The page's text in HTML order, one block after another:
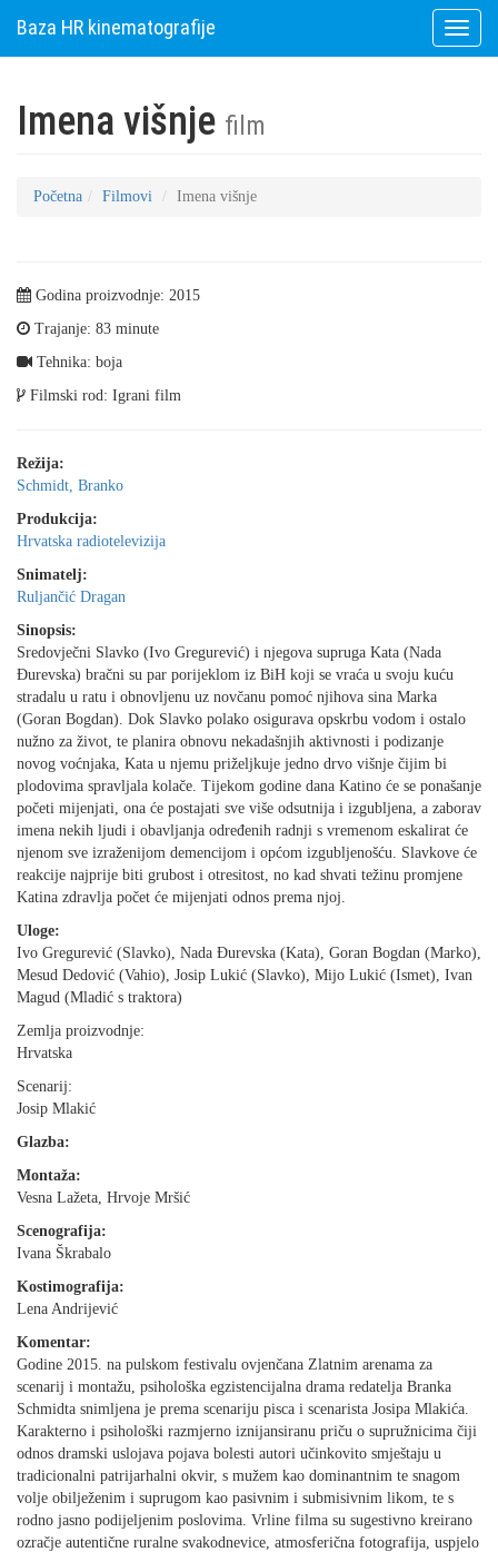
Toggle
Baza HR kinematografije
Imena višnje film
Početna Filmovi Imena višnje
Godina proizvodnje: 2015
Trajanje: 83 minute
Tehnika: boja
Filmski rod: Igrani film
Režija:
Schmidt, Branko
Produkcija:
Hrvatska radiotelevizija
Snimatelj:
Ruljančić Dragan
Sinopsis:
Sredovječni Slavko (Ivo Gregurević) i njegova supruga Kata (Nada
Đurevska) bračni su par porijeklom iz BiH koji se vraća u svoju kuću
stradalu u ratu i obnovljenu uz novčanu pomoć njihova sina Marka
(Goran Bogdan). Dok Slavko polako osigurava opskrbu vodom i ostalo
nužno za život, te planira obnovu nekadašnjih aktivnosti i podizanje
novog voćnjaka, Kata u njemu priželjkuje jedno drvo višnje čijim bi
plodovima spravljala kolače. Tijekom godine dana Katino će se ponašanje
početi mijenjati, ona će postajati sve više odsutnija i izgubljena, a zaborav
imena nekih ljudi i obavljanja određenih radnji s vremenom eskalirat će
njenom sve izraženijom demencijom i općom izgubljenošću. Slavkove će
reakcije najprije biti grubost i otresitost, no kad shvati težinu promjene
Katina zdravlja počet će mijenjati odnos prema njoj.
Uloge:
Ivo Gregurević (Slavko), Nada Đurevska (Kata), Goran Bogdan (Marko),
Mesud Dedović (Vahio), Josip Lukić (Slavko), Mijo Lukić (Ismet), Ivan
Magud (Mladić s traktora)
Zemlja proizvodnje:
Hrvatska
Scenarij:
Josip Mlakić
Glazba:
Montaža:
Vesna Lažeta, Hrvoje Mršić
Scenografija:
Ivana Škrabalo
Kostimografija:
Lena Andrijević
Komentar:
Godine 2015. na pulskom festivalu ovjenčana Zlatnim arenama za
scenarij i montažu, psihološka egzistencijalna drama redatelja Branka
Schmidta snimljena je prema scenariju pisca i scenarista Josipa Mlakića.
Karakterno i psihološki razmjerno iznijansiranu priču o supružnicima čiji
odnos dramski uslojava pojava bolesti autori učinkovito smještaju u
tradicionalni patrijarhalni okvir, s mužem kao dominantnim te snagom
volje obilježenim i suprugom kao pasivnim i submisivnim likom, te s
rodno jasno podijeljenim poslovima. Vrline filma su sugestivno kreirano
ozračje autentične ruralne svakodnevice, atmosferična fotografija, uspjelo